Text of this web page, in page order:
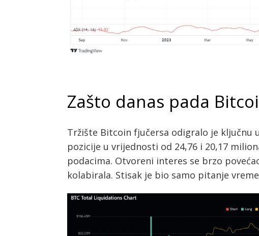
Zašto danas pada
Tržište Bitcoin fjučersa odigralo je ključnu
pozicije u vrijednosti od 24,76 i 20,17
podacima. Otvoreni interes se brzo
kolabirala. Stisak je bio samo pitanje